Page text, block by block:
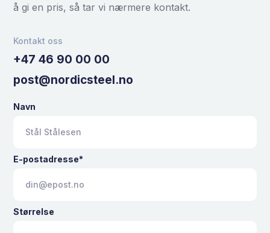
å gi en pris, så tar vi nærmere kontakt.
Kontakt oss
+47 46 90 00 00
post@nordicsteel.no
Navn
E-postadresse*
Størrelse